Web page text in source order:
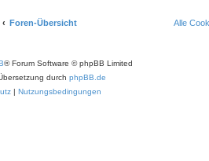
Foren-Übersicht Alle
® Forum Software © phpBB Limited
durch phpBB.de
| Nutzungsbedingungen